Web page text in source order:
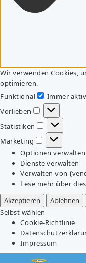
Wir verwenden Cookies,
optimieren.
Funktional
Funktional
Immer aktiv
Vorlieben
Vorlieben
Statistiken
Statistiken
Marketing
Marketing
Optionen verwalten
Dienste verwalten
Verwalten von
Lese mehr über
Akzeptieren
Ablehnen
Selbst wählen
Cookie-Richtlinie
Impressum